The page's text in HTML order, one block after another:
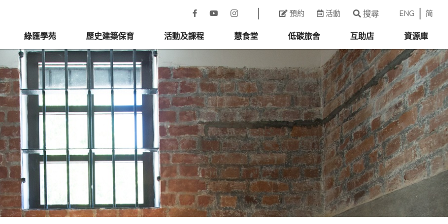
預約 活動 搜尋 ENG 简
綠匯學苑 歷史建築保育 活動及課程 慧食堂 低碳旅舍 互助店 資源庫